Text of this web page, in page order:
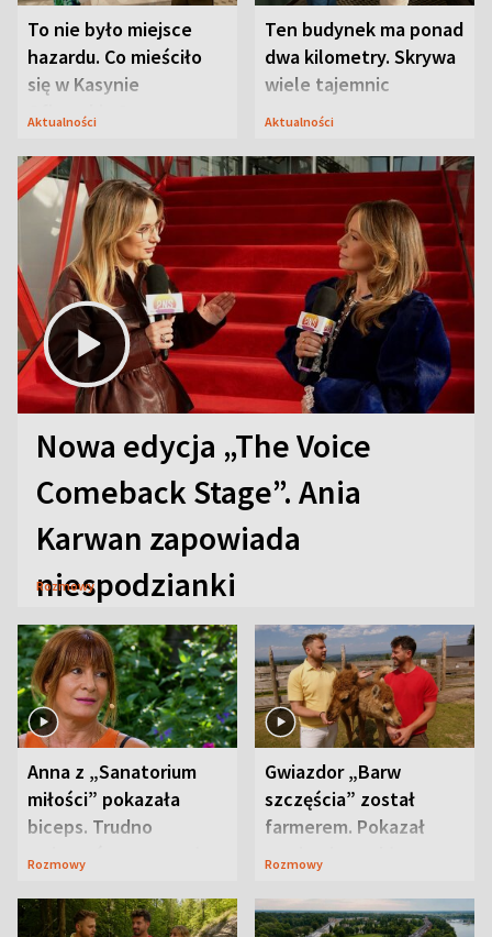
To nie było miejsce
hazardu. Co mieściło
się w Kasynie
Oficerskim?
Aktualności
Ten budynek ma ponad
dwa kilometry. Skrywa
wiele tajemnic
Aktualności
Nowa edycja „The Voice
Comeback Stage”. Ania
Karwan zapowiada
niespodzianki
Rozmowy
Anna z „Sanatorium
miłości” pokazała
biceps. Trudno
uwierzyć, co przeszła
Rozmowy
Gwiazdor „Barw
szczęścia” został
farmerem. Pokazał
swoje niezwykłe
Rozmowy